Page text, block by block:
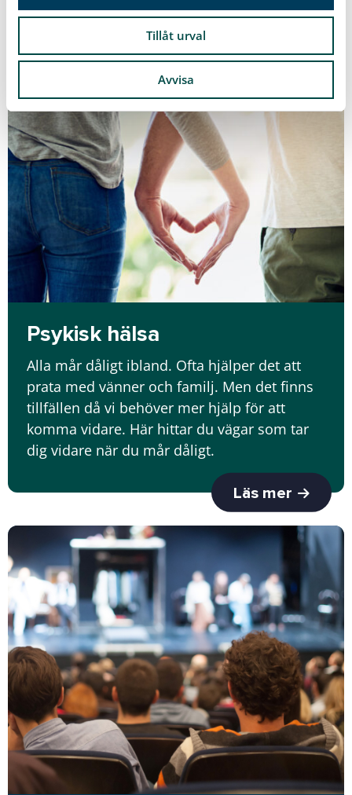
Tillåt urval
Avvisa
Psykisk hälsa
Alla mår dåligt ibland. Ofta hjälper det att
prata med vänner och familj. Men det finns
tillfällen då vi behöver mer hjälp för att
komma vidare. Här hittar du vägar som tar
dig vidare när du mår dåligt.
Läs mer